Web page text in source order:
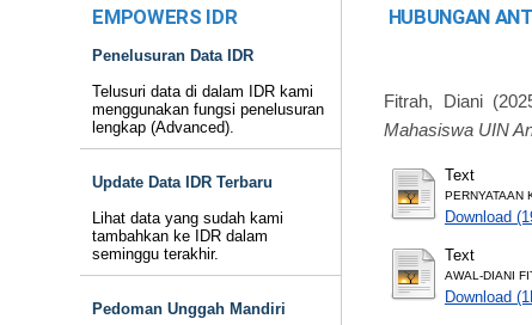
EMPOWERS IDR
Penelusuran Data IDR
Telusuri data di dalam IDR kami
menggunakan fungsi penelusuran
lengkap (Advanced).
Update Data IDR Terbaru
Lihat data yang sudah kami
tambahkan ke IDR dalam
seminggu terakhir.
Pedoman Unggah Mandiri
HUBUNGAN
Fitrah, Diani
Mahasiswa UIN
Text
PERNYATAAN
Download
Text
AWAL-DIANI
Download